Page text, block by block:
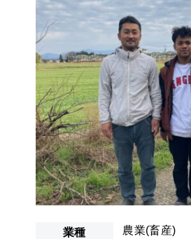
業種 農業(畜産)